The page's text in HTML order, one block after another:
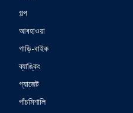
গল্প
আবহাওয়া
গাড়ি-বাইক
ব্যাঙ্কিং
গ্যাজেট
পাঁচমিশালি